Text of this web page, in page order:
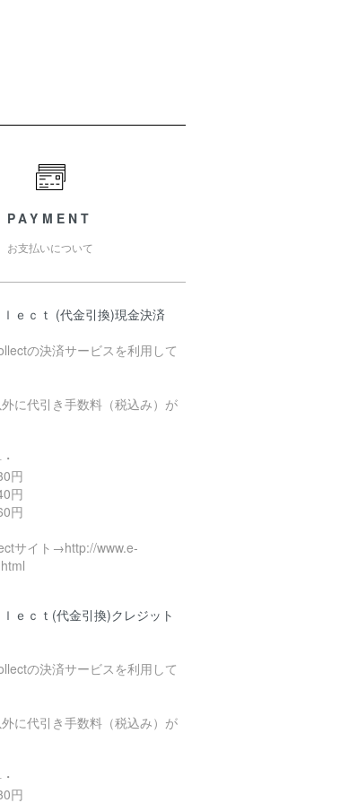
PAYMENT
お支払いについて
ｅｃｔ (代金引換)現金決済
の決済サービスを利用して
に代引き手数料（税込み）が
円
円
円
サイト→http://www.e-
ｅｃｔ(代金引換)クレジット
の決済サービスを利用して
に代引き手数料（税込み）が
円